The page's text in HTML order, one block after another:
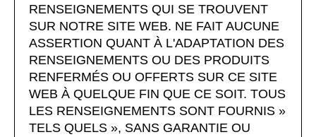
RENSEIGNEMENTS QUI SE TROUVENT
SUR NOTRE SITE WEB. NE FAIT AUCUNE
ASSERTION QUANT À L'ADAPTATION DES
RENSEIGNEMENTS OU DES PRODUITS
RENFERMÉS OU OFFERTS SUR CE SITE
WEB À QUELQUE FIN QUE CE SOIT. TOUS
LES RENSEIGNEMENTS SONT FOURNIS »
TELS QUELS », SANS GARANTIE OU